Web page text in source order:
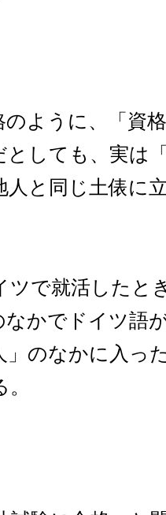
ように、「資
しても、実は
と同じ土俵に
ツで就活したと
なかでドイツ語
」のなかに入っ